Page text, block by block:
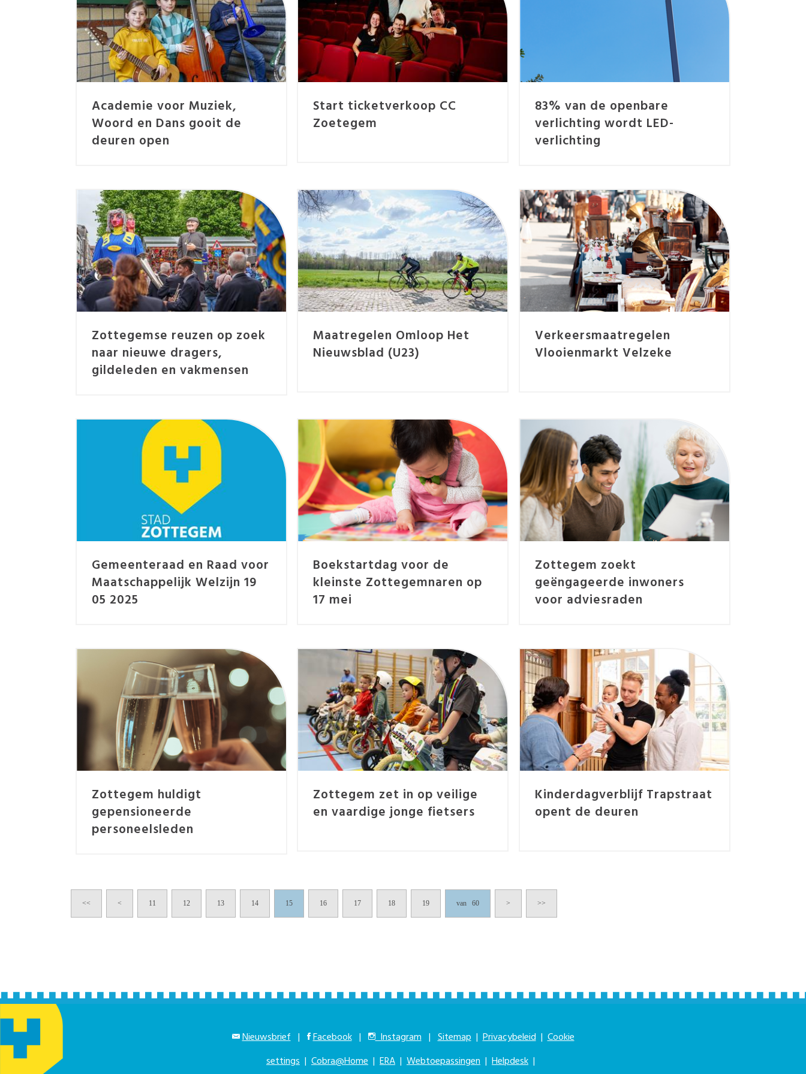
Academie voor Muziek,
Woord en Dans gooit de
deuren open
Start ticketverkoop CC
Zoetegem
83% van de openbare
verlichting wordt LED-
verlichting
Zottegemse reuzen op zoek
naar nieuwe dragers,
gildeleden en vakmensen
Maatregelen Omloop Het
Nieuwsblad (U23)
Verkeersmaatregelen
Vlooienmarkt Velzeke
Gemeenteraad en Raad voor
Maatschappelijk Welzijn 19
05 2025
Boekstartdag voor de
kleinste Zottegemnaren op
17 mei
Zottegem zoekt
geëngageerde inwoners
voor adviesraden
Zottegem huldigt
gepensioneerde
personeelsleden
Zottegem zet in op veilige
en vaardige jonge fietsers
Kinderdagverblijf Trapstraat
opent de deuren
<< < 11 12 13 14 15 16 17 18 19 van 60 > >>
Nieuwsbrief | Facebook | Instagram | Sitemap |Privacybeleid |Cookie
settings | Cobra@Home | ERA | Webtoepassingen | Helpdesk |